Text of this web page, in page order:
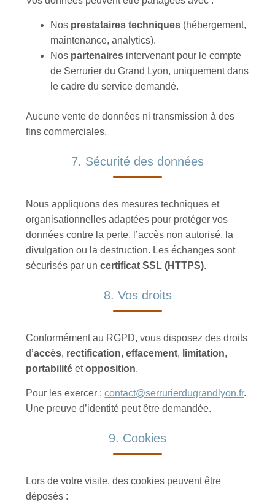
Nos prestataires techniques (hébergement,
maintenance, analytics).
Nos partenaires intervenant pour le compte
de Serrurier du Grand Lyon, uniquement dans
le cadre du service demandé.
Aucune vente de données ni transmission à des
fins commerciales.
7. Sécurité des données
Nous appliquons des mesures techniques et
organisationnelles adaptées pour protéger vos
données contre la perte, l’accès non autorisé, la
divulgation ou la destruction. Les échanges sont
sécurisés par uncertificat SSL (HTTPS).
8. Vos droits
Conformément au RGPD, vous disposez des droits
d’accès, rectification,effacement, limitation,
portabilité etopposition.
Pour les exercer :contact@serrurierdugrandlyon.fr.
Une preuve d’identité peut être demandée.
9. Cookies
Lors de votre visite, des cookies peuvent être
déposés :